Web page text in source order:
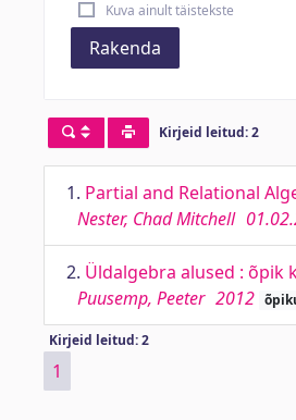
Kuva ainult täistekste
Rakenda
Kirjeid leitud: 2
1. Partial and Relational
Nester, Chad Mitchell
2. Üldalgebra alused : õpik
Puusemp, Peeter 2012
Kirjeid leitud: 2
1